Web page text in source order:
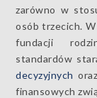
zarówno w
osób trzecich.
fundacji
standardów
decyzyjnych
finansowych